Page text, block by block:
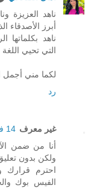
ناهد العزيزة
أبرز الأصدقاء
ناهد بكلماتها
التي تحيي اللغة
لكما مني أجمل
رد
غير معرف 14 فبراير, 2011 22:58
أنا من ضمن
ولكن بدون
احترم قرارك
الفيس بوك